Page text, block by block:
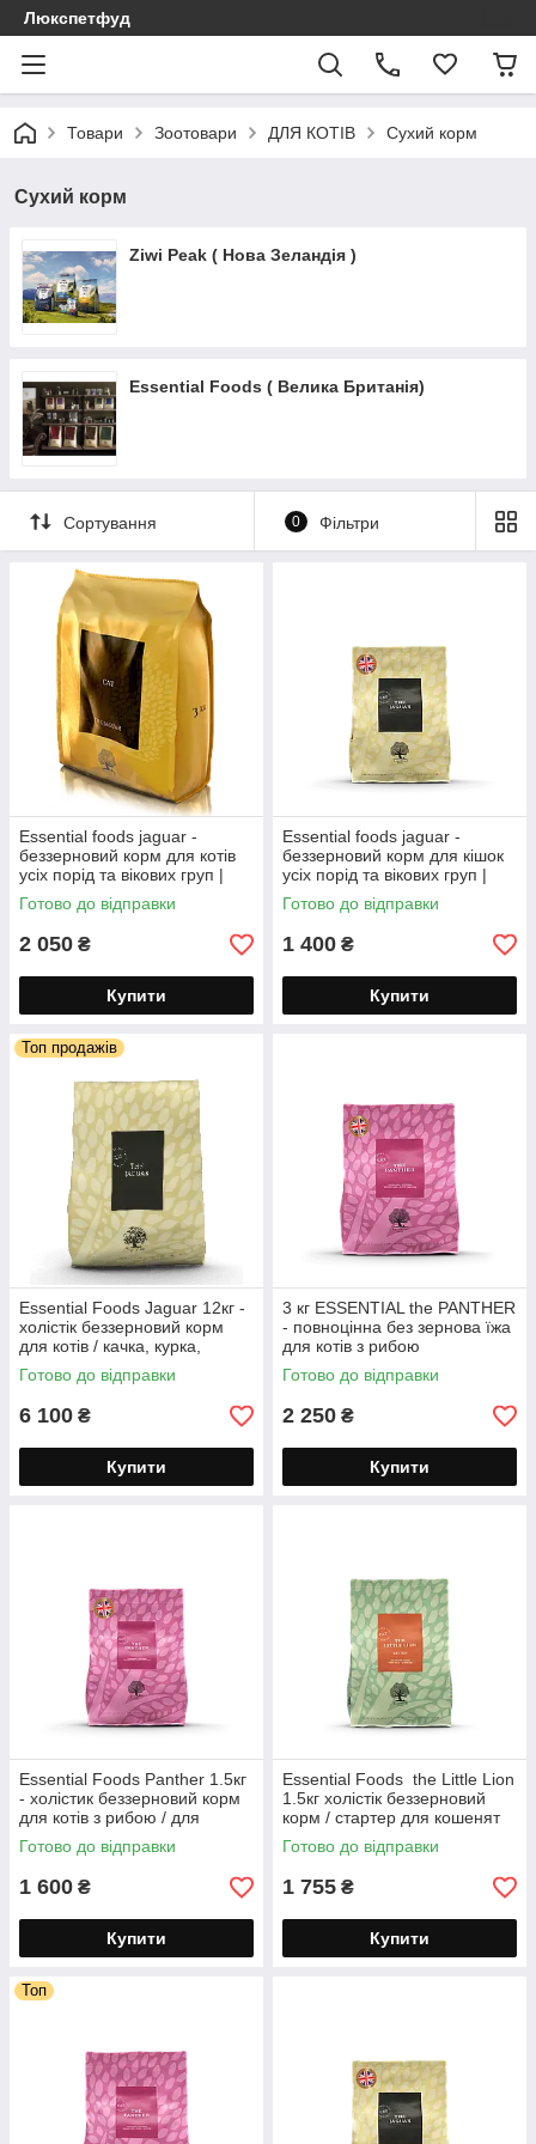
Люкспетфуд
Товари Зоотовари ДЛЯ КОТІВ Сухий корм
Сухий корм
Ziwi Peak ( Нова Зеландія )
Essential Foods ( Велика Британія)
Сортування 0 Фільтри
Essential foods jaguar -
беззерновий корм для котів
усіх порід та вікових груп |
качка, курка, лосось 3 кг
Готово до відправки
2 050 ₴
Купити
Essential foods jaguar -
беззерновий корм для кішок
усіх порід та вікових груп |
качка, курка, лосось 1.5 кг
Готово до відправки
1 400 ₴
Купити
Топ продажів
Essential Foods Jaguar 12кг -
холістік беззерновий корм
для котів / качка, курка,
лосось
Готово до відправки
6 100 ₴
Купити
3 кг ESSENTIAL the PANTHER
- повноцінна без зернова їжа
для котів з рибою
Готово до відправки
2 250 ₴
Купити
Essential Foods Panther 1.5кг
- холістик беззерновий корм
для котів з рибою / для
стерилізованих, літніх
Готово до відправки
1 600 ₴
Купити
Essential Foods the Little Lion
1.5кг холістік беззерновий
корм / стартер для кошенят
усіх порід
Готово до відправки
1 755 ₴
Купити
Топ